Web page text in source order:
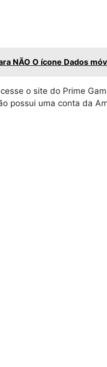
NÃO O ícone Dados
o site do Prime
possui uma conta da